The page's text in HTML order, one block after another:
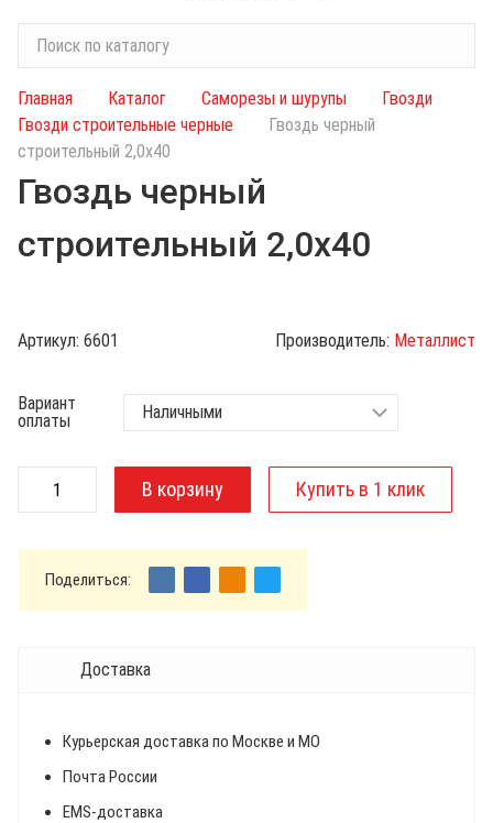
и
с
а
о
у
Главная Каталог Саморезы и шурупы
Гвозди
Гвозди строительные черные
Гвоздь черный
строительный 2,0х40
Гвоздь черный
строительный 2,0х40
Артикул: 6601 Производитель: Металлист
Вариант
оплаты
Поделиться:
Доставка
Курьерская доставка по Москве и МО
Почта России
EMS-доставка